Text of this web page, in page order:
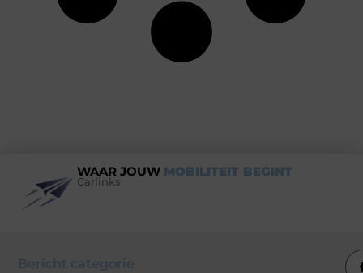
WAAR JOUW MOBILITEIT BEGINT
Carlinks
Bericht categorie